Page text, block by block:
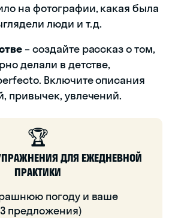
на фотографии, какая была
люди и т.д.
– создайте рассказ о том,
делали в детстве,
Включите описания
привычек, увлечений.
🏆
ДЛЯ ЕЖЕДНЕВНОЙ
ПРАКТИКИ
погоду и ваше
предложения)